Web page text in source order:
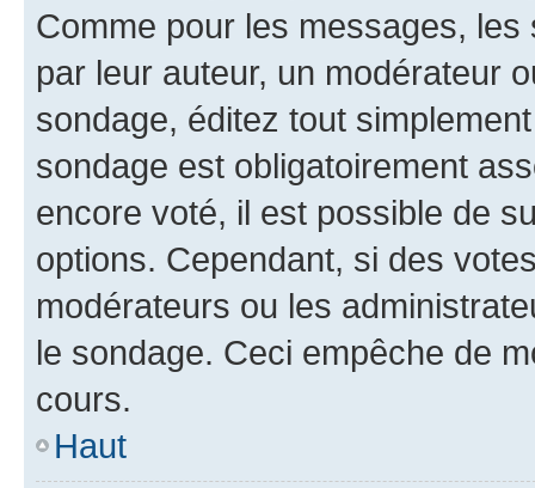
Comme pour les messages,
par leur auteur, un modérateur
sondage, éditez tout
sondage est obligatoirement
encore voté, il est possible de
options. Cependant, si des
modérateurs ou les
le sondage. Ceci empêche de
cours.
Haut